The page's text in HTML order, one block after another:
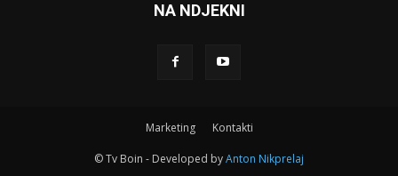
NA NDJEKNI
Marketing Kontakti
© Tv Boin - Developed byAnton Nikprelaj